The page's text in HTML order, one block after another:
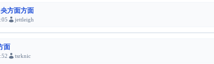
方面方面
jettleigh
面
tsrknic